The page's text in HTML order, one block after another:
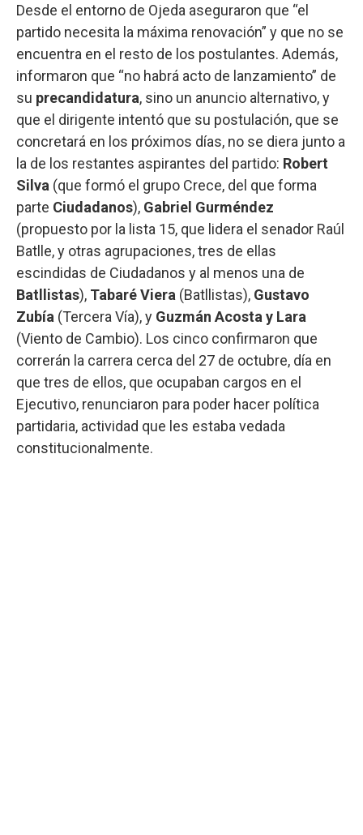
Desde el entorno de Ojeda aseguraron que “el
partido necesita la máxima renovación” y que no se
encuentra en el resto de los postulantes. Además,
informaron que “no habrá acto de lanzamiento” de
su precandidatura, sino un anuncio alternativo, y
que el dirigente intentó que su postulación, que se
concretará en los próximos días, no se diera junto a
la de los restantes aspirantes del partido: Robert
Silva (que formó el grupo Crece, del que forma
parte Ciudadanos), Gabriel Gurméndez
(propuesto por la lista 15, que lidera el senador Raúl
Batlle, y otras agrupaciones, tres de ellas
escindidas de Ciudadanos y al menos una de
Batllistas), Tabaré Viera (Batllistas), Gustavo
Zubía (Tercera Vía), y Guzmán Acosta y Lara
(Viento de Cambio). Los cinco confirmaron que
correrán la carrera cerca del 27 de octubre, día en
que tres de ellos, que ocupaban cargos en el
Ejecutivo, renunciaron para poder hacer política
partidaria, actividad que les estaba vedada
constitucionalmente.